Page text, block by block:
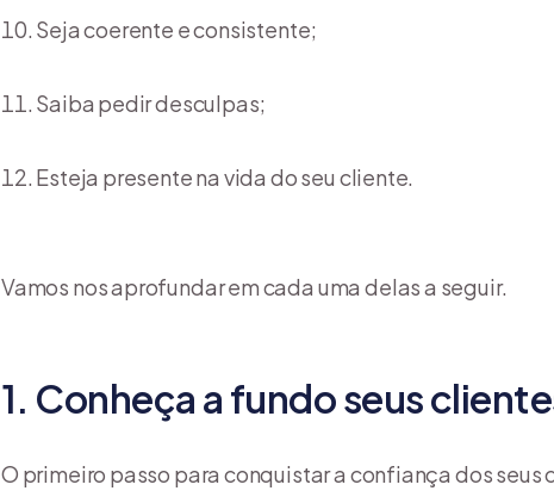
Seja coerente e consistente;
Saiba pedir desculpas;
Esteja presente na vida do seu cliente.
Vamos nos aprofundar em cada uma delas a seguir.
1. Conheça a fundo seus
O primeiro passo para conquistar a confiança dos